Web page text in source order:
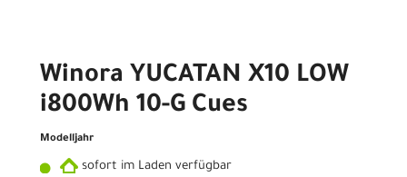
Winora YUCATAN X10 LOW
i800Wh 10-G Cues
Modelljahr
sofort im Laden verfügbar